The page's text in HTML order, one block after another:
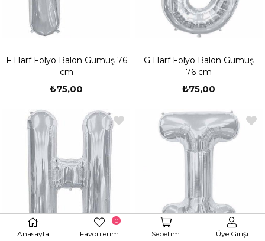
F Harf Folyo Balon Gümüş 76
cm
₺75,00
G Harf Folyo Balon Gümüş
76 cm
₺75,00
Anasayfa Favorilerim
0
Sepetim Üye Girişi